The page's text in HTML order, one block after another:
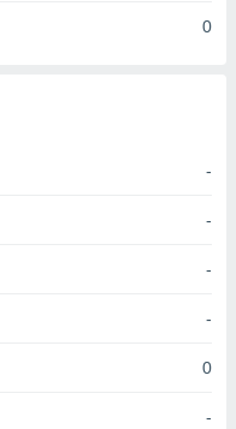
0
-
-
-
-
0
-